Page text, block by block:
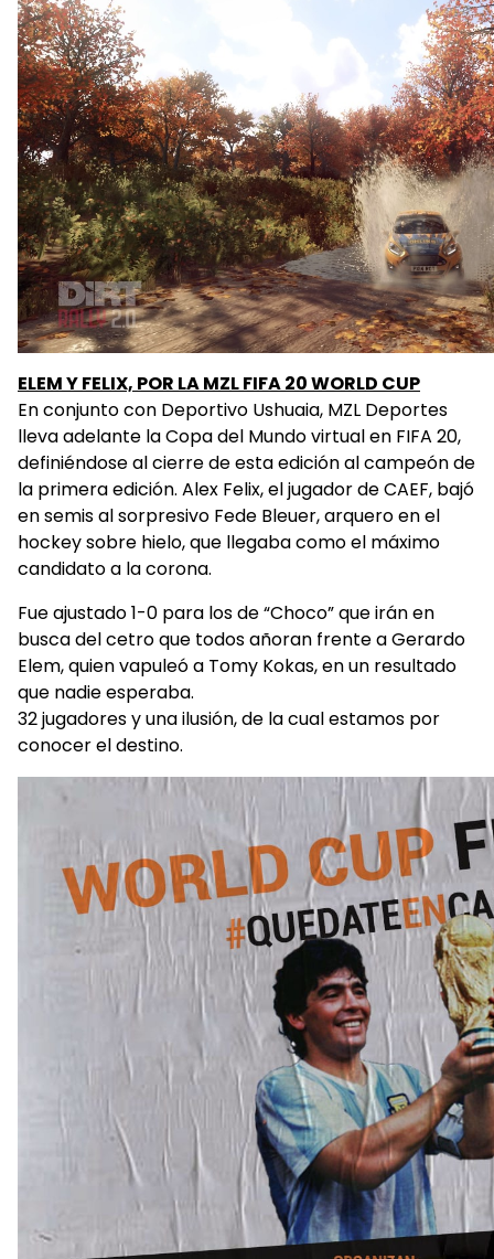
ELEM Y FELIX, POR LA MZL FIFA 20 WORLD CUP
En conjunto con Deportivo Ushuaia, MZL Deportes
lleva adelante la Copa del Mundo virtual en FIFA 20,
definiéndose al cierre de esta edición al campeón de
la primera edición. Alex Felix, el jugador de CAEF, bajó
en semis al sorpresivo Fede Bleuer, arquero en el
hockey sobre hielo, que llegaba como el máximo
candidato a la corona.
Fue ajustado 1-0 para los de “Choco” que irán en
busca del cetro que todos añoran frente a Gerardo
Elem, quien vapuleó a Tomy Kokas, en un resultado
que nadie esperaba.
32 jugadores y una ilusión, de la cual estamos por
conocer el destino.